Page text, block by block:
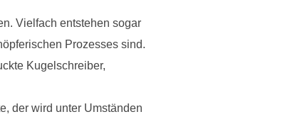
Vielfach entstehen sogar
Prozesses sind.
Kugelschreiber,
der wird unter Umständen